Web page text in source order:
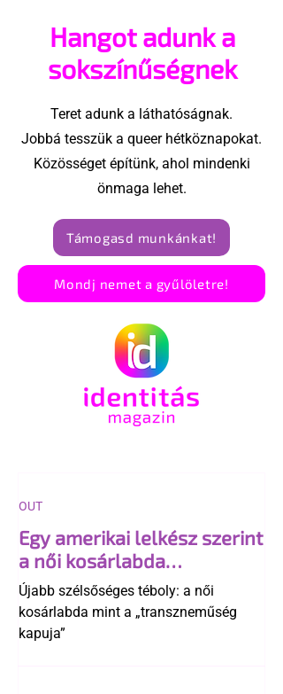
Hangot adunk a
sokszínűségnek
Teret adunk a láthatóságnak.
Jobbá tesszük a queer hétköznapokat.
Közösséget építünk, ahol mindenki
önmaga lehet.
Támogasd munkánkat!
Mondj nemet a gyűlöletre!
Egy amerikai lelkész szerint
a női kosárlabda
transzneműséghez vezet
Újabb szélsőséges téboly: a női
kosárlabda mint a „transzneműség
kapuja”
OUT